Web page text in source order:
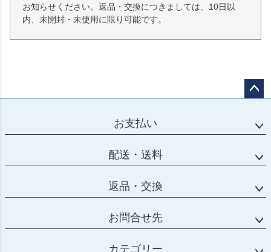
お知らせください。返品・交換につきましては、10日以
内、未開封・未使用に限り可能です。
ップ
お支払い
配送・送料
返品・交換
お問合せ先
カテゴリー